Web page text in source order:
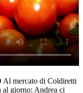
mercato di Coldiretti
al giorno: Andrea ci